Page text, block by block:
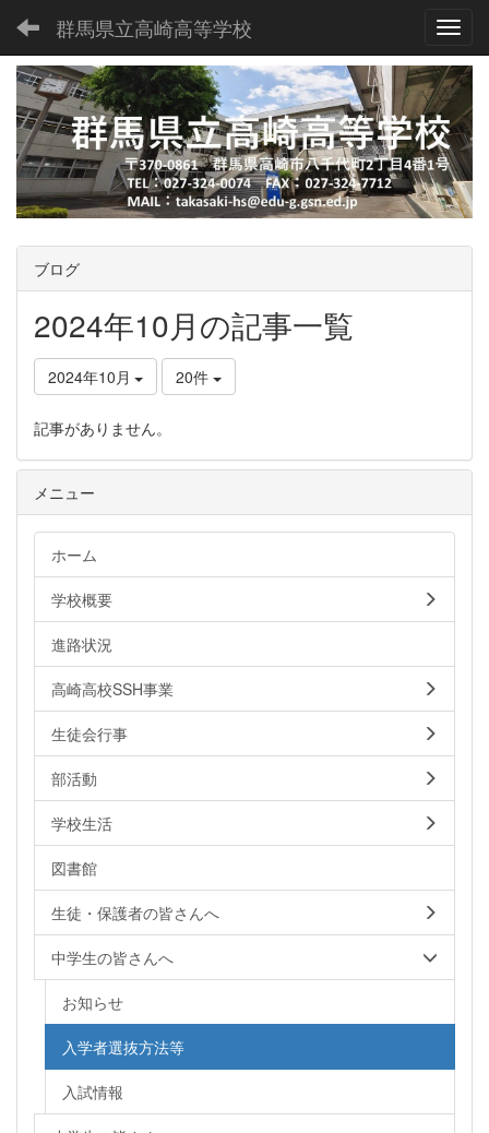
群馬県立高崎高等学校
ブログ
2024年10月の記事一覧
2024年10月 20件
記事がありません。
メニュー
ホーム
学校概要
進路状況
高崎高校SSH事業
生徒会行事
部活動
学校生活
図書館
生徒・保護者の皆さんへ
中学生の皆さんへ
お知らせ
入学者選抜方法等
入試情報